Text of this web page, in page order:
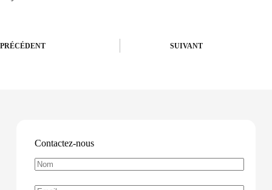
PRÉCÉDENT SUIVANT
Contactez-nous